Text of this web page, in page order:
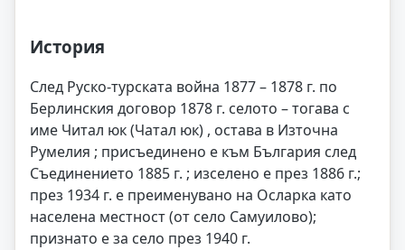
История
След Руско-турската война 1877 – 1878 г. по
Берлинския договор 1878 г. селото – тогава с
име Читал юк (Чатал юк) , остава в Източна
Румелия ; присъединено е към България след
Съединението 1885 г. ; изселено е през 1886 г.;
през 1934 г. е преименувано на Осларка като
населена местност (от село Самуилово);
признато е за село през 1940 г.